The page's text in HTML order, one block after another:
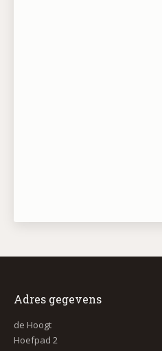
Adres gegevens
de Hoogt
Hoefpad 2